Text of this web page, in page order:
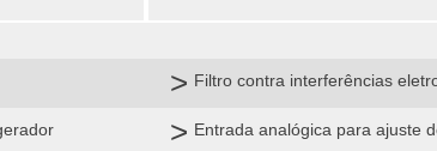
Filtro contra interferências
Entrada analógica para ajuste